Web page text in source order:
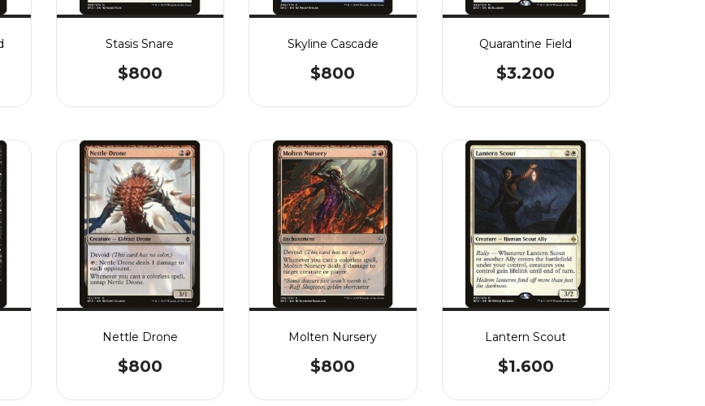
Stasis Snare
$800
Skyline Cascade
$800
Quarantine Field
$3.200
Nettle Drone
$800
Molten Nursery
$800
Lantern Scout
$1.600